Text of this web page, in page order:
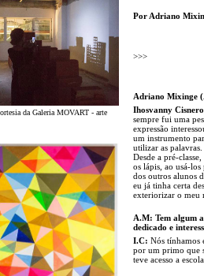
da Galeria MOVART - arte
Por Adriano
>>>
Adriano Mixinge
Ihosvanny
sempre fui uma
expressão
um instrumento
utilizar as
Desde a pré-
os lápis, ao usá-
dos outros alunos
eu já tinha certa
exteriorizar o meu
A.M: Tem algum
dedicado e
I.C: Nós tínhamos
por um primo que
teve acesso a